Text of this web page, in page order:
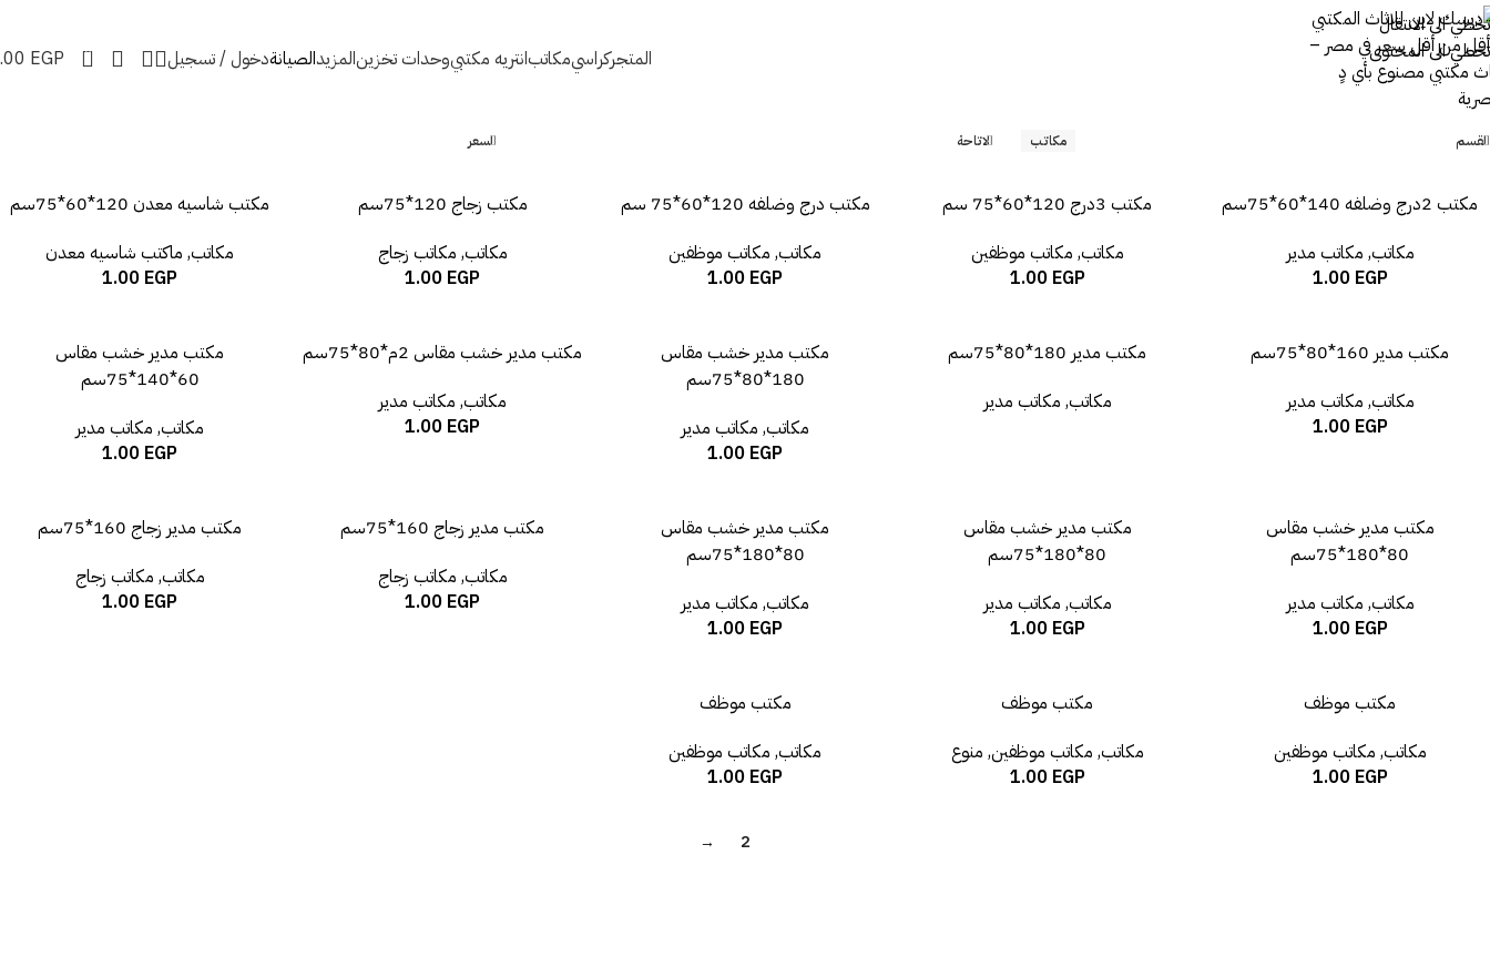
تخطي الى الانتقال
تخطي الى المحتوى
المتجركراسيمكاتبانتريه مكتبيوحدات تخزينالمزيدالصيانةدخول / تسجيل 0
EGP
القسم مكاتب الاتاحة السعر
مكتب 2درج وضلفه 140*60*75سم
مكاتب, مكاتب مدير
1.00 EGP
مكتب 3درج 120*60*75 سم
مكاتب, مكاتب موظفين
1.00 EGP
مكتب درج وضلفه 120*60*75 سم
مكاتب, مكاتب موظفين
1.00 EGP
مكتب زجاج 120*75سم
مكاتب, مكاتب زجاج
1.00 EGP
مكتب شاسيه معدن 120*60*75سم
مكاتب, ماكتب شاسيه معدن
1.00 EGP
مكتب مدير 160*80*75سم
مكاتب, مكاتب مدير
1.00 EGP
مكتب مدير 180*80*75سم
مكاتب, مكاتب مدير
مكتب مدير خشب مقاس
180*80*75سم
مكاتب, مكاتب مدير
1.00 EGP
مكتب مدير خشب مقاس 2م*80*75سم
مكاتب, مكاتب مدير
1.00 EGP
مكتب مدير خشب مقاس
60*140*75سم
مكاتب, مكاتب مدير
1.00 EGP
مكتب مدير خشب مقاس
80*180*75سم
مكاتب, مكاتب مدير
1.00 EGP
مكتب مدير خشب مقاس
80*180*75سم
مكاتب, مكاتب مدير
1.00 EGP
مكتب مدير خشب مقاس
80*180*75سم
مكاتب, مكاتب مدير
1.00 EGP
مكتب مدير زجاج 160*75سم
مكاتب, مكاتب زجاج
1.00 EGP
مكتب مدير زجاج 160*75سم
مكاتب, مكاتب زجاج
1.00 EGP
مكتب موظف
مكاتب, مكاتب موظفين
1.00 EGP
مكتب موظف
مكاتب, مكاتب موظفين, منوع
1.00 EGP
مكتب موظف
مكاتب, مكاتب موظفين
1.00 EGP
2
→